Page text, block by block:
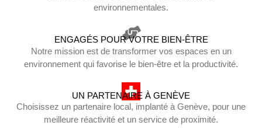
environnementales.
ENGAGÉS POUR VOTRE BIEN-ÊTRE
Notre mission est de transformer vos espaces en un
environnement qui favorise le bien-être et la productivité.
UN PARTENAIRE À GENÈVE
Choisissez un partenaire local, implanté à Genève, pour une
meilleure réactivité et un service de proximité.